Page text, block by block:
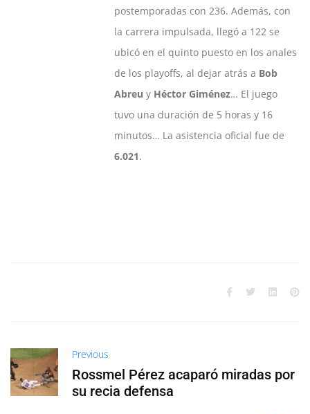
postemporadas con 236. Además, con
la carrera impulsada, llegó a 122 se
ubicó en el quinto puesto en los anales
de los playoffs, al dejar atrás a Bob
Abreu y Héctor Giménez… El juego
tuvo una duración de 5 horas y 16
minutos… La asistencia oficial fue de
6.021.
Previous
Rossmel Pérez acaparó miradas por
su recia defensa